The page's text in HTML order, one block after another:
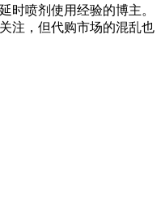
时喷剂使用经验的博主。
注，但代购市场的混乱也